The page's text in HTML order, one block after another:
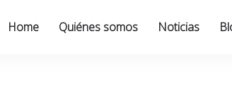
Home Quiénes somos Noticias